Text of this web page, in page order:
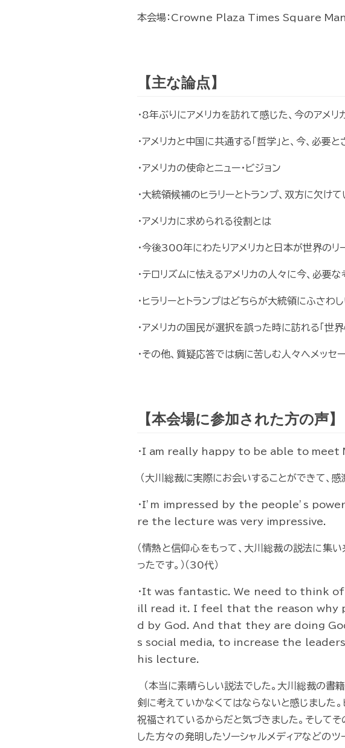
本会場：Crowne Plaza Times Square
【主な論点】
・8年ぶりにアメリカを訪れて感じた、今のアメ
・アメリカと中国に共通する「哲学」と、今、必要と
・アメリカの使命とニュー・ビジョン
・大統領候補のヒラリーとトランプ、双方に欠け
・アメリカに求められる役割とは
・今後300年にわたりアメリカと日本が世界の
・テロリズムに怯えるアメリカの人々に今、必要
・ヒラリーとトランプはどちらが大統領にふさわ
・アメリカの国民が選択を誤った時に訪れる「世
・その他、質疑応答では病に苦しむ人々へメッセ
【本会場に参加された方の声】
・I am really happy to be able to meet
（大川総裁に実際にお会いすることができて、感
・I’m impressed by the people’s
re the lecture was very impressive.
（情熱と信仰心をもって、大川総裁の説法に集
ったです。）（30代）
・It was fantastic. We need to think
ill read it. I feel that the reason why
d by God. And that they are doing
s social media, to increase the
his lecture.
（本当に素晴らしい説法でした。大川総裁の書
剣に考えていかなくてはならないと感じました
祝福されているからだと気づきました。そして
した方々の発明したソーシャルメディアなどの